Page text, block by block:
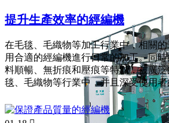
提升生產效率的經編機
在毛毯、毛織物等加工行業中，相關
用合適的經編機進行日常的加工。同
料順暢、無折痕和壓痕等特點，被廣
毯、毛織物等行業中，并且深受使用